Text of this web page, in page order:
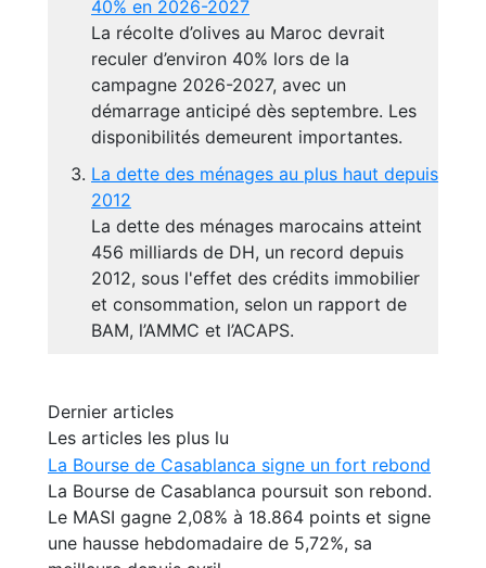
40% en 2026-2027
La récolte d’olives au Maroc devrait
reculer d’environ 40% lors de la
campagne 2026-2027, avec un
démarrage anticipé dès septembre. Les
disponibilités demeurent importantes.
La dette des ménages au plus haut depuis
2012
La dette des ménages marocains atteint
456 milliards de DH, un record depuis
2012, sous l'effet des crédits immobilier
et consommation, selon un rapport de
BAM, l’AMMC et l’ACAPS.
Dernier articles
Les articles les plus lu
La Bourse de Casablanca signe un fort rebond
La Bourse de Casablanca poursuit son rebond.
Le MASI gagne 2,08% à 18.864 points et signe
une hausse hebdomadaire de 5,72%, sa